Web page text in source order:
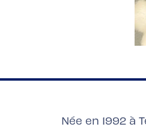
Née en 1992 à